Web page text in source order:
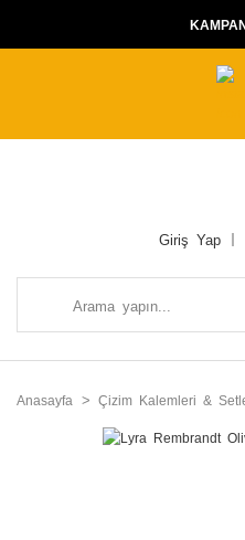
Giriş Yap
Anasayfa Çizim Kalemleri &